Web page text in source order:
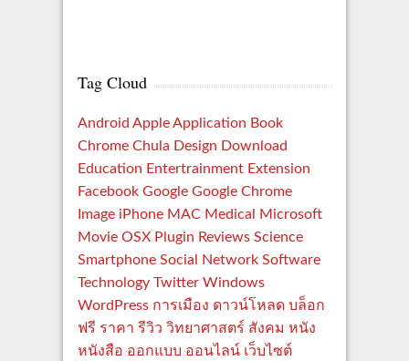
Tag Cloud
Android Apple Application Book
Chrome Chula Design Download
Education Entertrainment Extension
Facebook Google Google Chrome
Image iPhone MAC Medical
Microsoft
Movie OSX Plugin Reviews Science
Smartphone Social Network Software
Technology Twitter Windows
WordPress การเมือง ดาวน์โหลด บล็อก
ฟรี ราคา รีวิว วิทยาศาสตร์ สังคม หนัง
หนังสือ ออกแบบ ออนไลน์ เว็บไซต์